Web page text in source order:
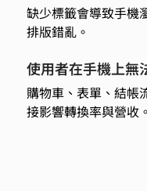
缺少標籤會導致手機
排版錯亂。
使用者在手機上無
購物車、表單、結帳
接影響轉換率與營收。